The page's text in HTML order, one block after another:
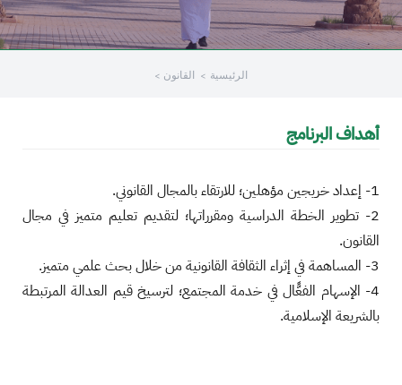
+
/"
بتنشيط
لمساعدتك
التنقل
والتفاعل
المحتوى.
الرئيسية القانون
أهداف البرنامج
1- إعداد خريجين مؤهلين؛ للارتقاء بالمجال القانوني.
2- تطوير الخطة الدراسية ومقرراتها؛ لتقديم تعليم متميز في مجال
القانون.
3- المساهمة في إثراء الثقافة القانونية من خلال بحث علمي متميز.
4- الإسهام الفعًّال في خدمة المجتمع؛ لترسيخ قيم العدالة المرتبطة
بالشريعة الإسلامية.